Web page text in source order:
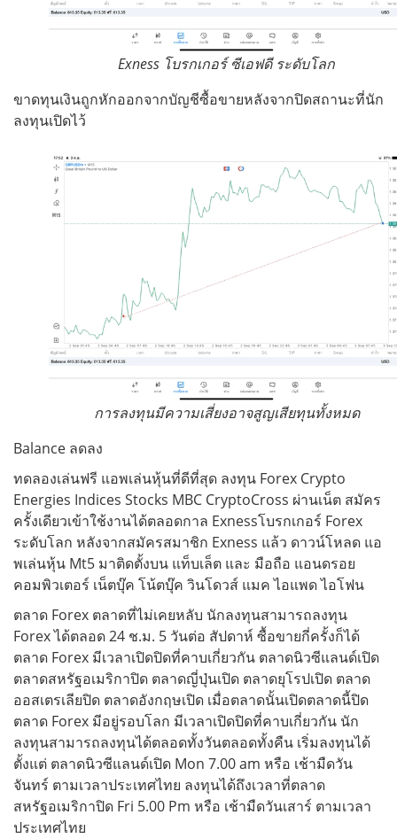
Exness โบรกเกอร์ ซีเอฟดี ระดับโลก
ขาดทุนเงินถูกหักออกจากบัญชีซื้อขายหลังจากปิดสถานะที่นัก
ลงทุนเปิดไว้
การลงทุนมีความเสี่ยงอาจสูญเสียทุนทั้งหมด
Balance ลดลง
ทดลองเล่นฟรี แอพเล่นหุ้นที่ดีที่สุด ลงทุน Forex Crypto
Energies Indices Stocks MBC CryptoCross ผ่านเน็ต สมัคร
ครั้งเดียวเข้าใช้งานได้ตลอดกาล Exnessโบรกเกอร์ Forex
ระดับโลก หลังจากสมัครสมาชิก Exness แล้ว ดาวน์โหลด แอ
พเล่นหุ้น Mt5 มาติดตั้งบน แท็บเล็ต และ มือถือ แอนดรอย
คอมพิวเตอร์ เน็ตบุ๊ค โน้ตบุ๊ค วินโดวส์ แมค ไอแพด ไอโฟน
ตลาด Forex ตลาดที่ไม่เคยหลับ นักลงทุนสามารถลงทุน
Forex ได้ตลอด 24 ช.ม. 5 วันต่อ สัปดาห์ ซื้อขายกี่ครั้งก็ได้
ตลาด Forex มีเวลาเปิดปิดที่คาบเกี่ยวกัน ตลาดนิวซีแลนด์เปิด
ตลาดสหรัฐอเมริกาปิด ตลาดญี่ปุ่นเปิด ตลาดยุโรปเปิด ตลาด
ออสเตรเลียปิด ตลาดอังกฤษเปิด เมื่อตลาดนั้นเปิดตลาดนี้ปิด
ตลาด Forex มีอยู่รอบโลก มีเวลาเปิดปิดที่คาบเกี่ยวกัน นัก
ลงทุนสามารถลงทุนได้ตลอดทั้งวันตลอดทั้งคืน เริ่มลงทุนได้
ตั้งแต่ ตลาดนิวซีแลนด์เปิด Mon 7.00 am หรือ เช้ามืดวัน
จันทร์ ตามเวลาประเทศไทย ลงทุนได้ถึงเวลาที่ตลาด
สหรัฐอเมริกาปิด Fri 5.00 Pm หรือ เช้ามืดวันเสาร์ ตามเวลา
ประเทศไทย